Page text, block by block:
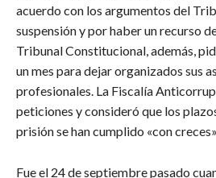
acuerdo con los argumentos del
suspensión y por haber un recurso
Tribunal Constitucional, además,
un mes para dejar organizados sus
profesionales. La Fiscalía
peticiones y consideró que los
prisión se han cumplido «con
Fue el 24 de septiembre pasado